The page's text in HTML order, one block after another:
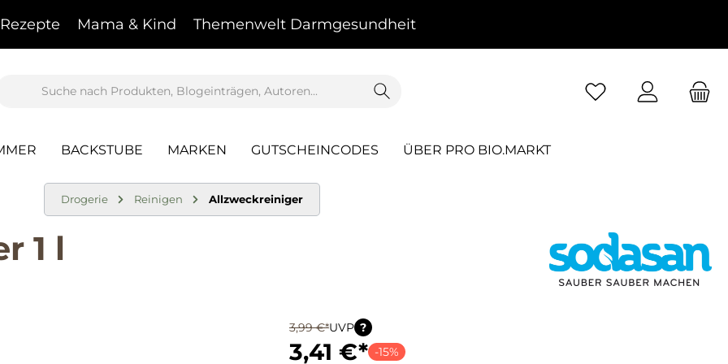
Rezepte Mama & Kind Themenwelt Darmgesundheit
BACKSTUBE MARKEN GUTSCHEINCODES ÜBER PRO BIO.MARKT
Drogerie Reinigen Allzweckreiniger
1 l
3,99 €*UVP ?
3,41 €* -15%